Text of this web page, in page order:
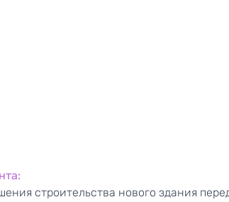
строительства нового здания